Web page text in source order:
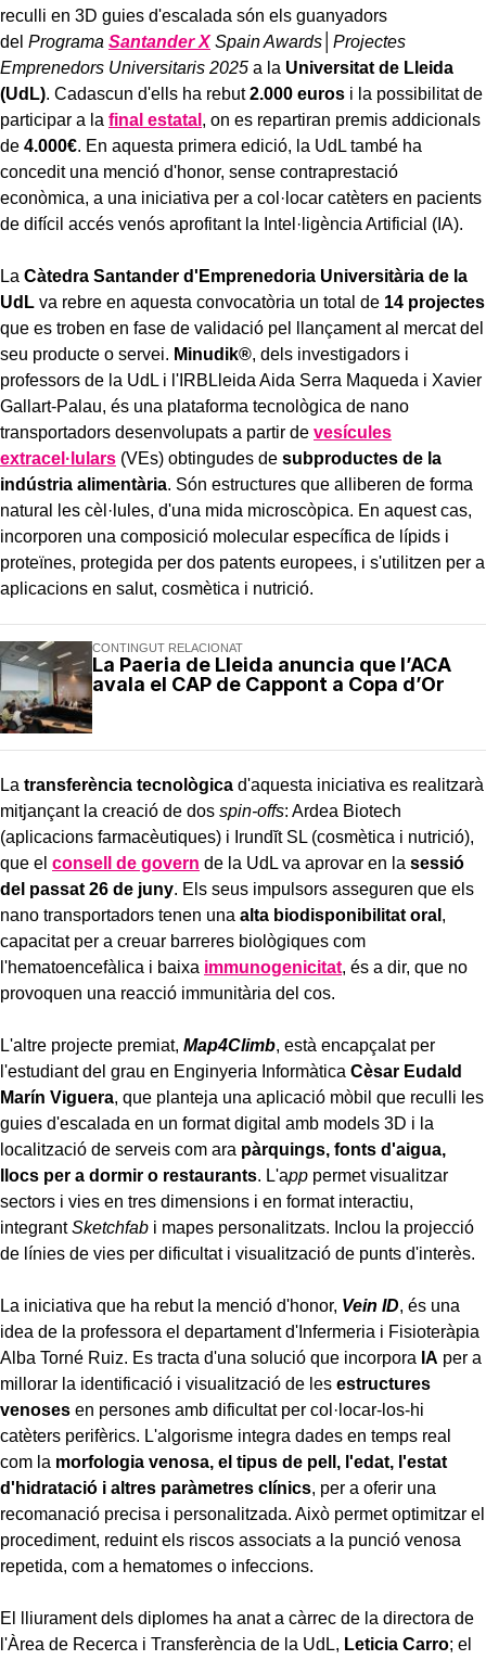
reculli en 3D guies d'escalada són els guanyadors
del Programa Santander XSpain Awards│Projectes
Emprenedors Universitaris 2025 a la Universitat de Lleida
(UdL). Cadascun d'ells ha rebut2.000 euros i la possibilitat de
participar a la final estatal , on es repartiran premis addicionals
de 4.000€. En aquesta primera edició, la UdL també ha
concedit una menció d'honor, sense contraprestació
econòmica, a una iniciativa per a col·locar catèters en pacients
de difícil accés venós aprofitant la Intel·ligència Artificial (IA).
La Càtedra Santander d'Emprenedoria Universitària de la
UdL va rebre en aquesta convocatòria un total de 14 projectes
que es troben en fase de validació pel llançament al mercat del
seu producte o servei. Minudik®, dels investigadors i
professors de la UdL i l'IRBLleida Aida Serra Maqueda i Xavier
Gallart-Palau, és una plataforma tecnològica de nano
transportadors desenvolupats a partir de vesícules
extracel·lulars (VEs) obtingudes de subproductes de la
indústria alimentària. Són estructures que alliberen de forma
natural les cèl·lules, d'una mida microscòpica. En aquest cas,
incorporen una composició molecular específica de lípids i
proteïnes, protegida per dos patents europees, i s'utilitzen per a
aplicacions en salut, cosmètica i nutrició.
CONTINGUT RELACIONAT
La Paeria de Lleida anuncia que l’ACA
avala el CAP de Cappont a Copa d’Or
La transferència tecnològica d'aquesta iniciativa es realitzarà
mitjançant la creació de dos spin-offs: Ardea Biotech
(aplicacions farmacèutiques) i Irundĭt SL (cosmètica i nutrició),
que el consell de govern de la UdL va aprovar en la sessió
del passat 26 de juny. Els seus impulsors asseguren que els
nano transportadors tenen una alta biodisponibilitat oral ,
capacitat per a creuar barreres biològiques com
l'hematoencefàlica i baixa immunogenicitat, és a dir, que no
provoquen una reacció immunitària del cos.
L'altre projecte premiat, Map4Climb, està encapçalat per
l'estudiant del grau en Enginyeria Informàtica Cèsar Eudald
Marín Viguera, que planteja una aplicació mòbil que reculli les
guies d'escalada en un format digital amb models 3D i la
localització de serveis com ara pàrquings, fonts d'aigua,
llocs per a dormir o restaurants. L'app permet visualitzar
sectors i vies en tres dimensions i en format interactiu,
integrantSketchfab i mapes personalitzats. Inclou la projecció
de línies de vies per dificultat i visualització de punts d'interès.
La iniciativa que ha rebut la menció d'honor, Vein ID, és una
idea de la professora el departament d'Infermeria i Fisioteràpia
Alba Torné Ruiz. Es tracta d'una solució que incorpora IA per a
millorar la identificació i visualització de les estructures
venoses en persones amb dificultat per col·locar-los-hi
catèters perifèrics. L'algorisme integra dades en temps real
com la morfologia venosa, el tipus de pell, l'edat, l'estat
d'hidratació i altres paràmetres clínics, per a oferir una
recomanació precisa i personalitzada. Això permet optimitzar el
procediment, reduint els riscos associats a la punció venosa
repetida, com a hematomes o infeccions.
El lliurament dels diplomes ha anat a càrrec de la directora de
l'Àrea de Recerca i Transferència de la UdL, Leticia Carro; el